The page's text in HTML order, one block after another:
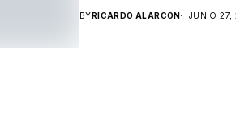
BYRICARDO ALARCON JUNIO 27,